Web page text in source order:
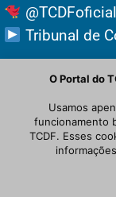
@TCDFoficial
Tribunal de
©
O Portal do
Usamos
funcionamento
TCDF. Esses